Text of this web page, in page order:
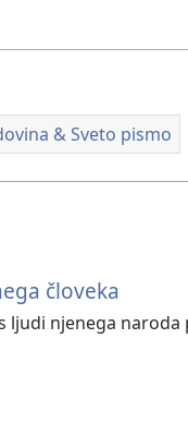
& Sveto pismo
človeka
ljudi njenega